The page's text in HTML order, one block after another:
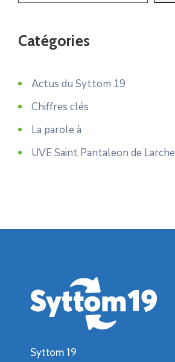
Catégories
Actus du Syttom 19
Chiffres clés
La parole à
UVE Saint Pantaleon de Larche
Syttom 19